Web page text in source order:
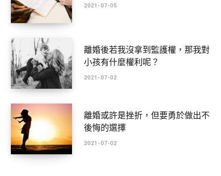
2021-07-05
離婚後若我沒拿到監護權，那我對
小孩有什麼權利呢？
2021-07-02
離婚或許是挫折，但要勇於做出不
後悔的選擇
2021-07-02